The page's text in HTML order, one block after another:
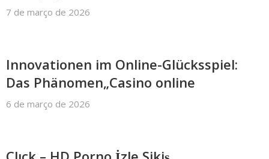
7 de março de 2026
Innovationen im Online-Glücksspiel:
Das Phänomen„Casino online
6 de março de 2026